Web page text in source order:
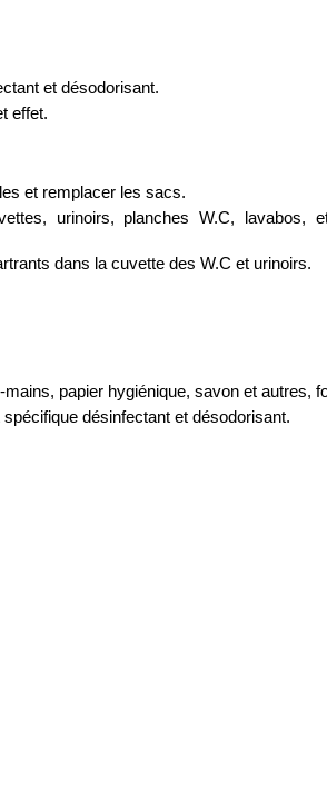
et désodorisant.
effet.
et remplacer les sacs.
urinoirs, planches W.C,
dans la cuvette des W.C et urinoirs.
papier hygiénique, savon et autres,
désinfectant et désodorisant.